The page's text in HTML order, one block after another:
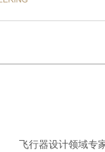
飞行器设计领域专家